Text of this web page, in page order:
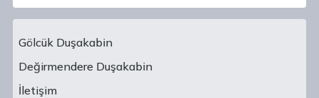
Main Navigation
Gölcük Duşakabin
Değirmendere Duşakabin
İletişim